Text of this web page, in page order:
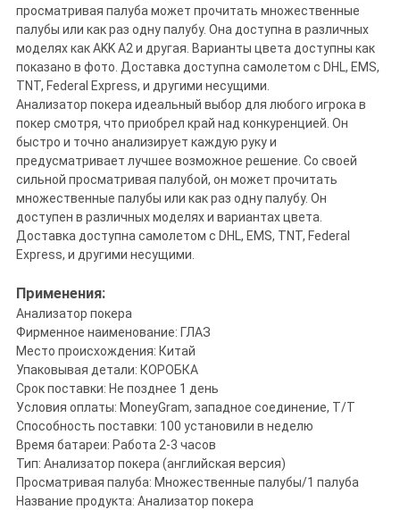
просматривая палуба может прочитать множественные
палубы или как раз одну палубу. Она доступна в различных
моделях как AKK A2 и другая. Варианты цвета доступны как
показано в фото. Доставка доступна самолетом с DHL, EMS,
TNT, Federal Express, и другими несущими.
Анализатор покера идеальный выбор для любого игрока в
покер смотря, что приобрел край над конкуренцией. Он
быстро и точно анализирует каждую руку и
предусматривает лучшее возможное решение. Со своей
сильной просматривая палубой, он может прочитать
множественные палубы или как раз одну палубу. Он
доступен в различных моделях и вариантах цвета.
Доставка доступна самолетом с DHL, EMS, TNT, Federal
Express, и другими несущими.
Применения:
Анализатор покера
Фирменное наименование: ГЛАЗ
Место происхождения: Китай
Упаковывая детали: КОРОБКА
Срок поставки: Не позднее 1 день
Условия оплаты: MoneyGram, западное соединение, T/T
Способность поставки: 100 установили в неделю
Время батареи: Работа 2-3 часов
Тип: Анализатор покера (английская версия)
Просматривая палуба: Множественные палубы/1 палуба
Название продукта: Анализатор покера